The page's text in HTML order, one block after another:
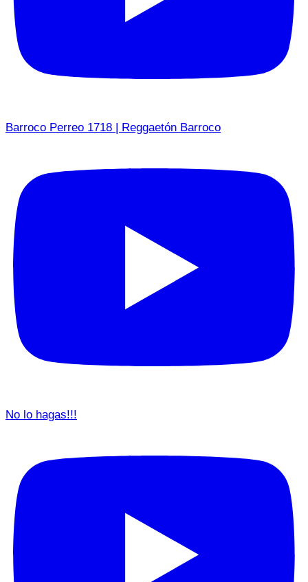
Barroco Perreo 1718 | Reggaetón Barroco
No lo hagas!!!